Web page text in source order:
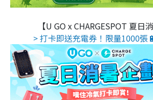
【U GO x CHARGESPOT 夏日消
> 打卡即送充電券！限量1000張